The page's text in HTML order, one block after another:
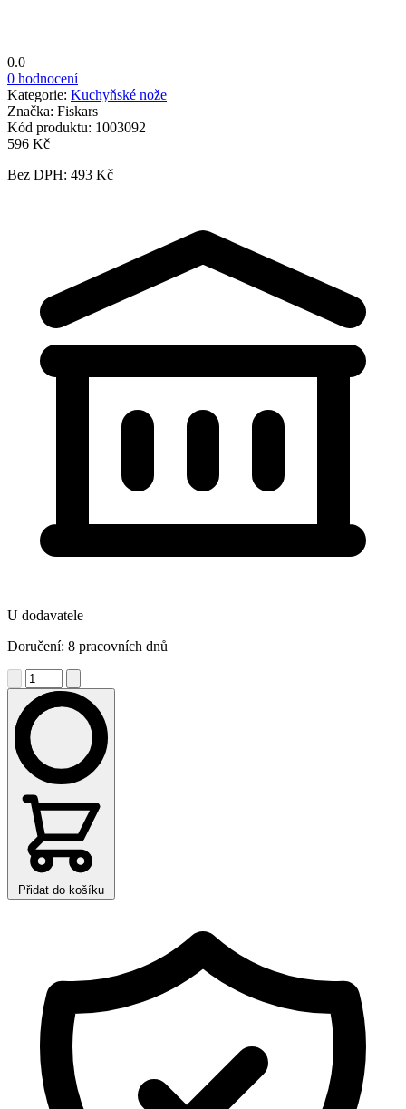
0.0
0 hodnocení
Kategorie: Kuchyňské nože
Značka: Fiskars
Kód produktu: 1003092
596 Kč
Bez DPH: 493 Kč
U dodavatele
Doručení: 8 pracovních dnů
Přidat do košíku